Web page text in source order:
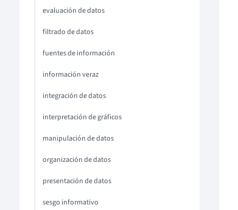
evaluación de datos
filtrado de datos
fuentes de información
información veraz
integración de datos
interpretación de gráficos
manipulación de datos
organización de datos
presentación de datos
sesgo informativo